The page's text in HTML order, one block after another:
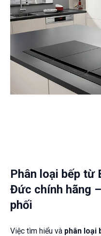
Phân loại bếp từ
Đức chính hãng
phối
Việc tìm hiểu và phân loại